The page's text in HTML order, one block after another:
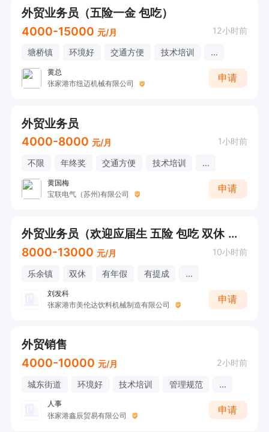
外贸业务员（五险一金 包吃）
4000-15000 元/月 12小时前
塘桥镇 环境好 交通方便 技术培训 ...
黄总
张家港市纽迈机械有限公司
申请
外贸业务员
4000-8000 元/月 1小时前
不限 年终奖 交通方便 技术培训 ...
黄国梅
宝联电气（苏州)有限公司
申请
外贸业务员（欢迎应届生 五险 包吃 双休 法定假日）
8000-13000 元/月 10小时前
乐余镇 双休 有年假 有提成 ...
刘发科
张家港市美伦达饮料机械制造有限公司
申请
外贸销售
4000-10000 元/月 2小时前
城东街道 环境好 技术培训 管理规范 ...
人事
张家港鑫辰贸易有限公司
申请